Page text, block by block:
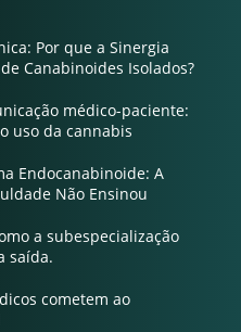
Por que a Sinergia
Canabinoides Isolados?
médico-paciente:
uso da cannabis
Endocanabinoide: A
Não Ensinou
a subespecialização
saída.
cometem ao